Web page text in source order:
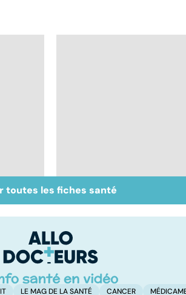
Tout savoir sur les
infections
toutes les fiches santé
LE MAG DE LA SANTÉ CANCER